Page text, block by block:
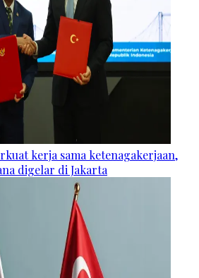
kerja sama ketenagakerjaan,
digelar di Jakarta